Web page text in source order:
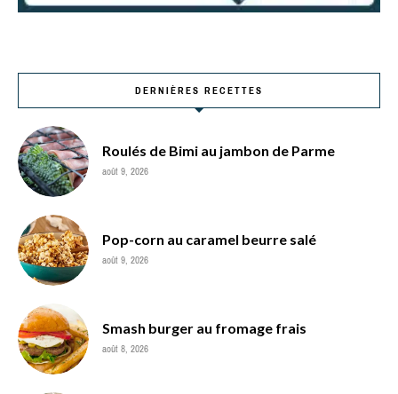
DERNIÈRES RECETTES
Roulés de Bimi au jambon de Parme
août 9, 2026
Pop-corn au caramel beurre salé
août 9, 2026
Smash burger au fromage frais
août 8, 2026